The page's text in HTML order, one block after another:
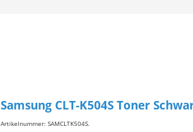
Samsung CLT-K504S Toner
Artikelnummer: SAMCLTK504S.